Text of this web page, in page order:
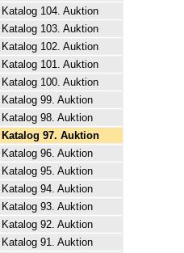
Katalog 104. Auktion
Katalog 103. Auktion
Katalog 102. Auktion
Katalog 101. Auktion
Katalog 100. Auktion
Katalog 99. Auktion
Katalog 98. Auktion
Katalog 97. Auktion
Katalog 96. Auktion
Katalog 95. Auktion
Katalog 94. Auktion
Katalog 93. Auktion
Katalog 92. Auktion
Katalog 91. Auktion